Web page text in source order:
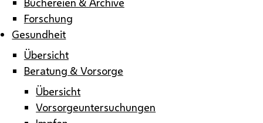
Forschung
Gesundheit
Übersicht
Beratung & Vorsorge
Übersicht
Vorsorgeuntersuchungen